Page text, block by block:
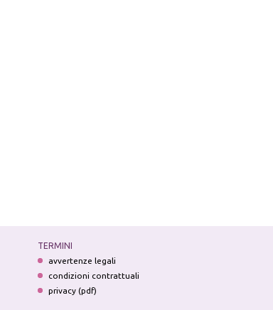
TERMINI
avvertenze legali
condizioni contrattuali
privacy (pdf)